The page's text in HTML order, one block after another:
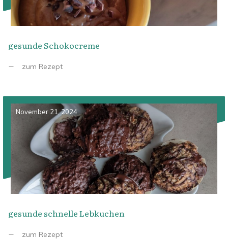
gesunde Schokocreme
zum Rezept
November 21, 2024
gesunde schnelle Lebkuchen
zum Rezept